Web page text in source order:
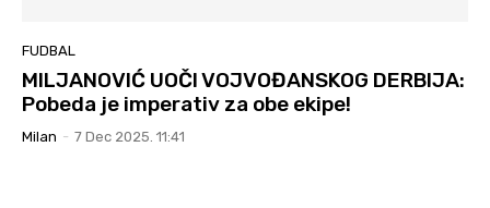
FUDBAL
MILJANOVIĆ UOČI VOJVOĐANSKOG DERBIJA:
Pobeda je imperativ za obe ekipe!
Milan - 7 Dec 2025. 11:41